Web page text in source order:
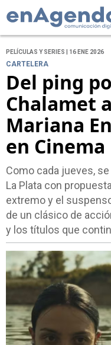
PELÍCULAS Y SERIES | 16 ENE 2026
CARTELERA
Del ping
Chalamet
Mariana
en Cinema
Como cada jueves,
La Plata con
extremo y el
de un clásico de
y los títulos que